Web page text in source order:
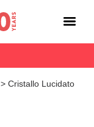
>Cristallo Lucidato